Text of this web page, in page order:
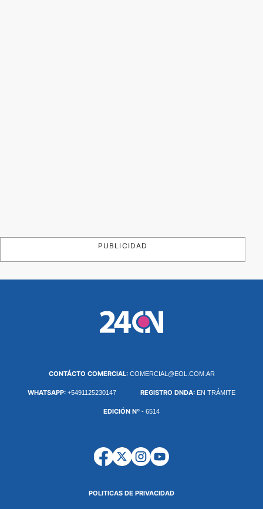
PUBLICIDAD
CONTÁCTO COMERCIAL: COMERCIAL@EOL.COM.AR
WHATSAPP: +5491125230147 REGISTRO DNDA: EN TRÁMITE
EDICIÓN Nº - 6514
POLITICAS DE PRIVACIDAD